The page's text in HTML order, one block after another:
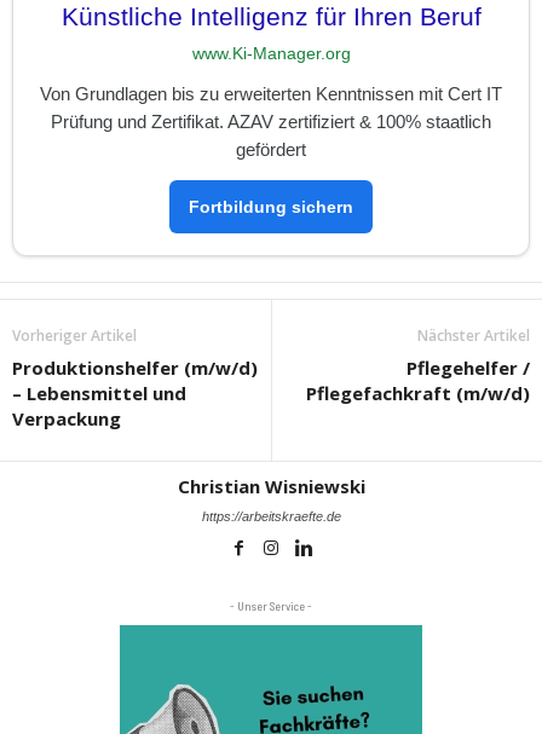
Künstliche Intelligenz für Ihren Beruf
www.Ki-Manager.org
Von Grundlagen bis zu erweiterten Kenntnissen mit Cert IT
Prüfung und Zertifikat. AZAV zertifiziert & 100% staatlich
gefördert
Fortbildung sichern
Vorheriger Artikel
Produktionshelfer (m/w/d)
– Lebensmittel und
Verpackung
Nächster Artikel
Pflegehelfer /
Pflegefachkraft (m/w/d)
Christian Wisniewski
https://arbeitskraefte.de
- Unser Service -